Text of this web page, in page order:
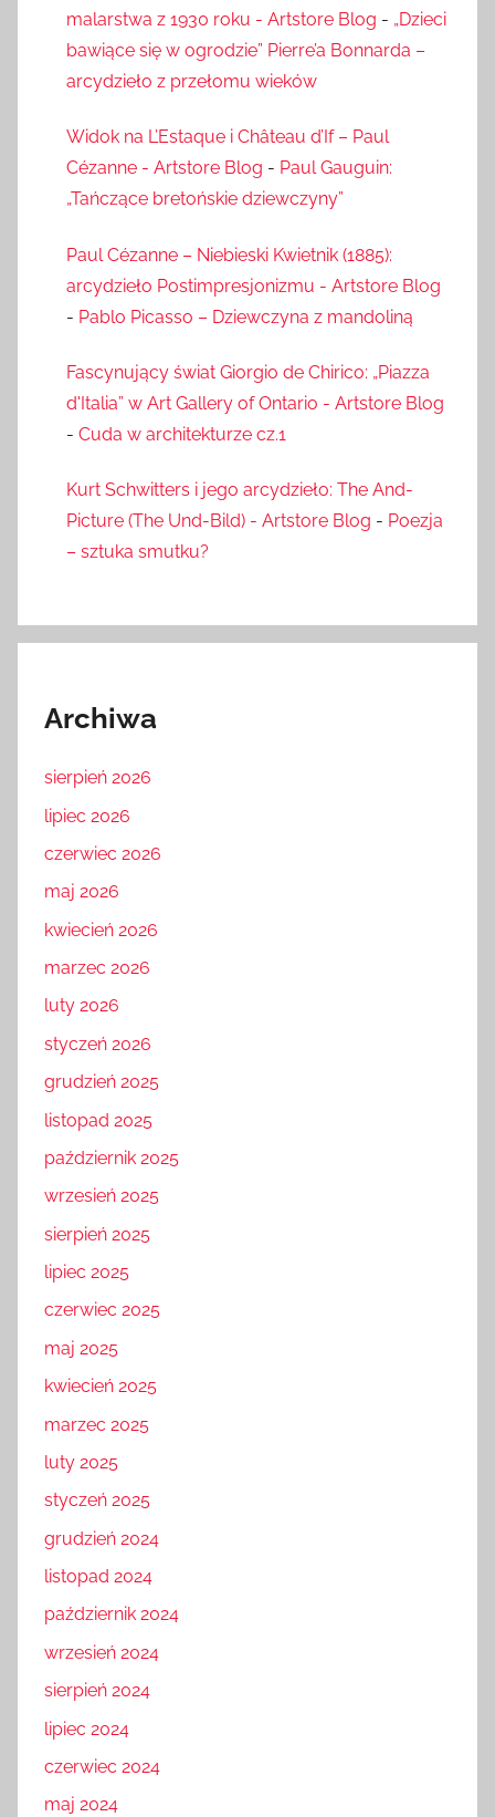
malarstwa z 1930 roku - Artstore Blog - „Dzieci
bawiące się w ogrodzie” Pierre’a Bonnarda –
arcydzieło z przełomu wieków
Widok na L’Estaque i Château d’If – Paul
Cézanne - Artstore Blog - Paul Gauguin:
„Tańczące bretońskie dziewczyny”
Paul Cézanne – Niebieski Kwietnik (1885):
arcydzieło Postimpresjonizmu - Artstore Blog
- Pablo Picasso – Dziewczyna z mandoliną
Fascynujący świat Giorgio de Chirico: „Piazza
d'Italia” w Art Gallery of Ontario - Artstore Blog
- Cuda w architekturze cz.1
Kurt Schwitters i jego arcydzieło: The And-
Picture (The Und-Bild) - Artstore Blog - Poezja
– sztuka smutku?
Archiwa
sierpień 2026
lipiec 2026
czerwiec 2026
maj 2026
kwiecień 2026
marzec 2026
luty 2026
styczeń 2026
grudzień 2025
listopad 2025
październik 2025
wrzesień 2025
sierpień 2025
lipiec 2025
czerwiec 2025
maj 2025
kwiecień 2025
marzec 2025
luty 2025
styczeń 2025
grudzień 2024
listopad 2024
październik 2024
wrzesień 2024
sierpień 2024
lipiec 2024
czerwiec 2024
maj 2024